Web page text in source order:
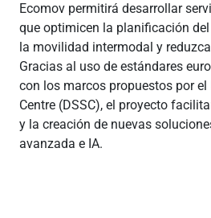
Ecomov permitirá desarrollar
que optimicen la planificación
la movilidad intermodal y
Gracias al uso de estándares
con los marcos propuestos por
Centre (DSSC), el proyecto
y la creación de nuevas
avanzada e IA.